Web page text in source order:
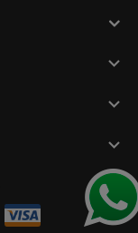


